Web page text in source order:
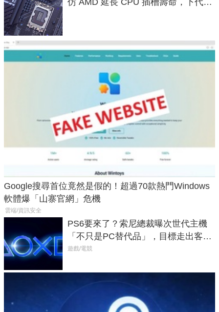
Google搜尋首位竟然是假的！超過70款熱門Windows
軟體爆「山寨官網」危機
雲端/資訊安全
PS6要來了？索尼總裁曝次世代主機
「不只是PC替代品」，目標走出客
廳、進軍電競桌面
遊戲/電競